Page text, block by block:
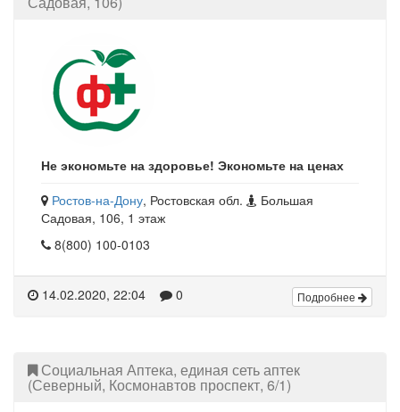
Не экономьте на здоровье! Экономьте на ценах
Ростов-на-Дону, Ростовская обл.
Большая
Садовая, 106, 1 этаж
8(800) 100-0103
14.02.2020, 22:04 0 Подробнее
Социальная Аптека, единая сеть аптек
(Северный, Космонавтов проспект, 6/1)